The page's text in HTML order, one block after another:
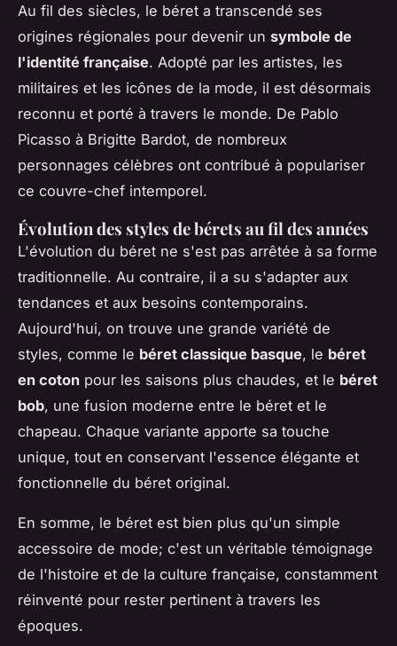
Au fil des siècles, le béret a transcendé ses
origines régionales pour devenir un symbole de
l'identité française. Adopté par les artistes, les
militaires et les icônes de la mode, il est désormais
reconnu et porté à travers le monde. De Pablo
Picasso à Brigitte Bardot, de nombreux
personnages célèbres ont contribué à populariser
ce couvre-chef intemporel.
Évolution des styles de bérets au fil des années
L'évolution du béret ne s'est pas arrêtée à sa forme
traditionnelle. Au contraire, il a su s'adapter aux
tendances et aux besoins contemporains.
Aujourd'hui, on trouve une grande variété de
styles, comme le béret classique basque, le béret
en coton pour les saisons plus chaudes, et le béret
bob, une fusion moderne entre le béret et le
chapeau. Chaque variante apporte sa touche
unique, tout en conservant l'essence élégante et
fonctionnelle du béret original.
En somme, le béret est bien plus qu'un simple
accessoire de mode; c'est un véritable témoignage
de l'histoire et de la culture française, constamment
réinventé pour rester pertinent à travers les
époques.